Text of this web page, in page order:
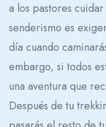
a los pastores
senderismo es
día cuando
embargo, si todos
una aventura que
Después de tu